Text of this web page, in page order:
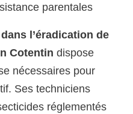
parentales
l’éradication de
Cotentin dispose
nécessaires pour
Ses techniciens
réglementés